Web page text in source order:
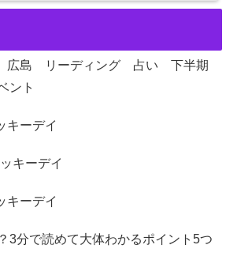
広島 リーディング 占い 下半期
ント
キーデイ
キーデイ
キーデイ
3分で読めて大体わかるポイント5つ